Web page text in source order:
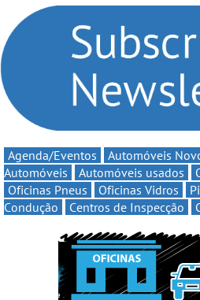
compromisso com o
automobilismo nacional
continua em 2026
Agenda/Eventos Automóveis
Automóveis
Automóveis usados
Oficinas Pneus
Oficinas Vidros
Condução
Centros de Inspecção